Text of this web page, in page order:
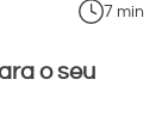
7 min
o seu